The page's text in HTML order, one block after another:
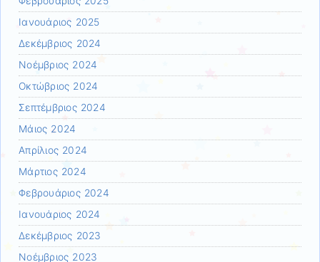
Ιανουάριος 2025
Δεκέμβριος 2024
Νοέμβριος 2024
Οκτώβριος 2024
Σεπτέμβριος 2024
Μάιος 2024
Απρίλιος 2024
Μάρτιος 2024
Φεβρουάριος 2024
Ιανουάριος 2024
Δεκέμβριος 2023
Νοέμβριος 2023